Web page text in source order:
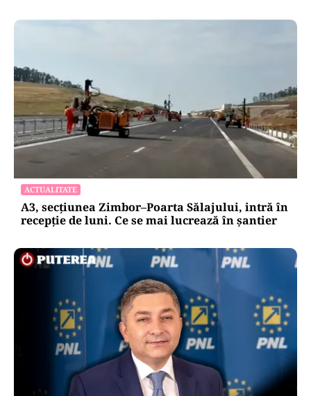
ACTUALITATE
A3, secțiunea Zimbor–Poarta Sălajului, intră în
recepție de luni. Ce se mai lucrează în șantier